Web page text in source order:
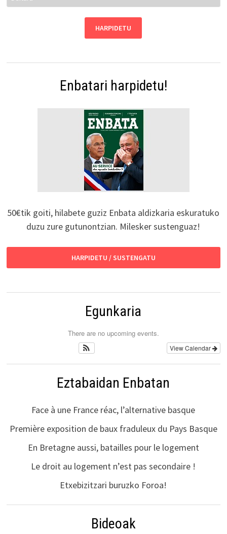
Enbatari harpidetu!
50€tik goiti, hilabete guziz Enbata aldizkaria eskuratuko
duzu zure gutunontzian. Milesker sustenguaz!
HARPIDETU / SUSTENGATU
Egunkaria
There are no upcoming events.
View Calendar
Eztabaidan Enbatan
Face à une France réac, l’alternative basque
Première exposition de baux fraduleux du Pays Basque
En Bretagne aussi, batailles pour le logement
Le droit au logement n’est pas secondaire !
Etxebizitzari buruzko Foroa!
Bideoak